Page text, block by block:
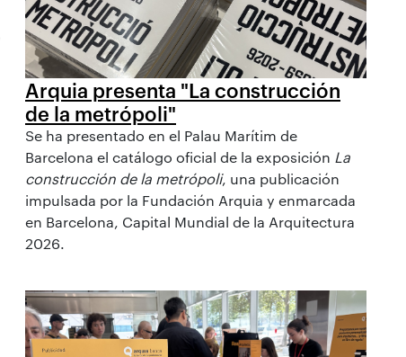
Arquia presenta "La construcción
de la metrópoli"
Se ha presentado en el Palau Marítim de
Barcelona el catálogo oficial de la exposición La
construcción de la metrópoli, una publicación
impulsada por la Fundación Arquia y enmarcada
en Barcelona, Capital Mundial de la Arquitectura
2026.